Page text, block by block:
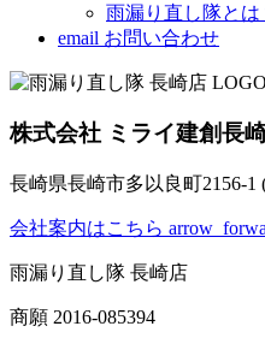
雨漏り直し隊とは
email お問い合わせ
株式会社 ミライ建創長
長崎県長崎市多以良町2156-1
会社案内はこちら
雨漏り直し隊 長崎店
商願 2016-085394